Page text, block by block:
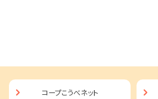
コープこうべネット